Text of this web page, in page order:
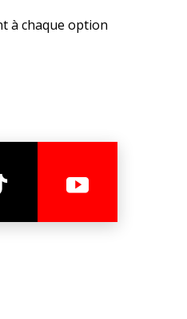
à chaque option